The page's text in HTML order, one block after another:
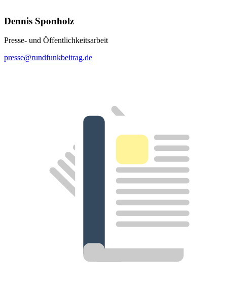
Dennis Sponholz
Presse- und Öffentlichkeitsarbeit
presse@rundfunkbeitrag.de